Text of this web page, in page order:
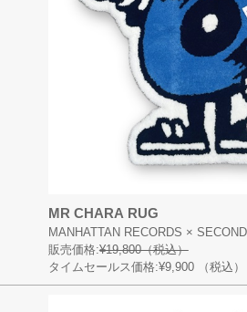
MR CHARA RUG
MANHATTAN RECORDS × SECOND
販売価格:¥19,800（税込）
タイムセールス価格:¥9,900
（税込）